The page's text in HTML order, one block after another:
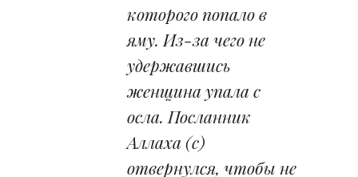
которого попало в
яму. Из-за чего не
удержавшись
женщина упала с
осла. Посланник
Аллаха (с)
отвернулся, чтобы не